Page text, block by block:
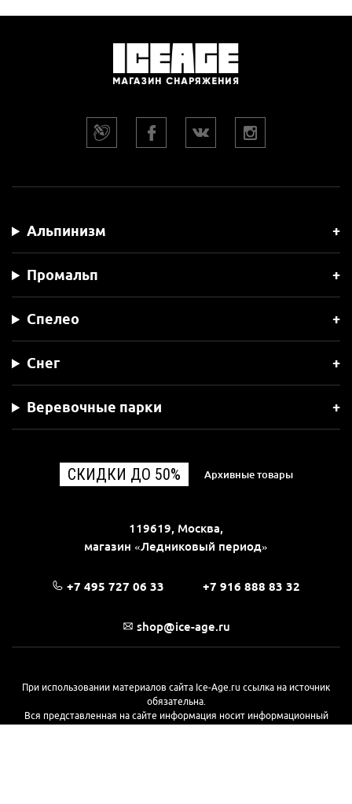
Альпинизм
Промальп
Спелео
Снег
Веревочные парки
СКИДКИ ДО 50% Архивные товары
119619, Москва,
магазин «Ледниковый период»
+7 495 727 06 33 +7 916 888 83 32
shop@ice-age.ru
При использовании материалов сайта Ice-Age.ru ссылка на источник
обязательна.
Вся представленная на сайте информация носит информационный